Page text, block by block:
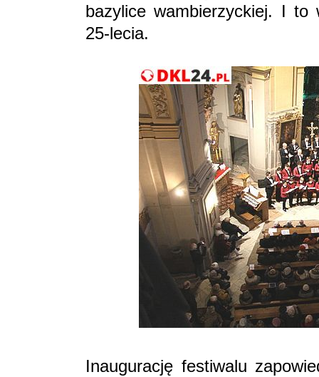
bazylice wambierzyckiej. I
25-lecia.
Inaugurację festiwalu